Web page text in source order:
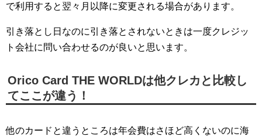
で利用すると翌々月以降に変更される場合があります。
引き落とし日なのに引き落とされないときは一度クレジッ
ト会社に問い合わせるのが良いと思います。
Orico Card THE WORLDは他クレカと比較し
てここが違う！
他のカードと違うところは年会費はさほど高くないのに海